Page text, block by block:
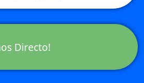
Directo!